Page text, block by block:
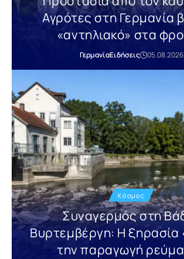
Αγρότες στη Γερμανία
«αντηλιακό» στα
ΓερμανίαΕιδήσεις 05.08.2026
Κόσμος
Συναγερμός στη
Βυρτεμβέργη: Η ξηρασία
την παραγωγή